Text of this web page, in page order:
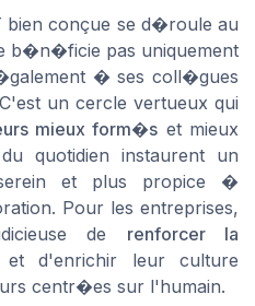
bien conçue se d�roule au
b�n�ficie pas uniquement
� ses coll�gues
un cercle vertueux qui
mieux form�s et mieux
quotidien instaurent un
et plus propice �
Pour les entreprises,
de renforcer la
et d'enrichir leur culture
centr�es sur l'humain.